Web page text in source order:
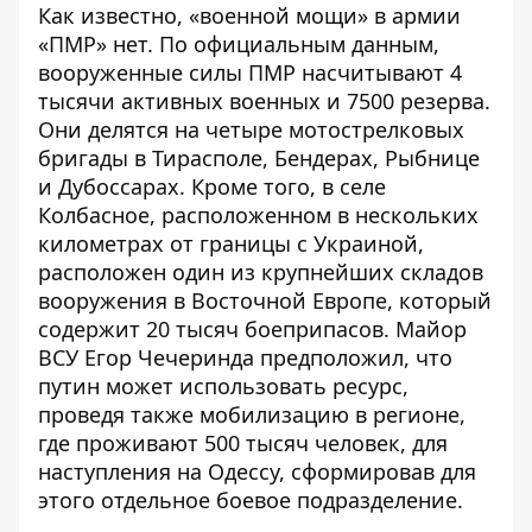
Как известно, «военной мощи» в армии
«ПМР» нет. По официальным данным,
вооруженные силы ПМР насчитывают 4
тысячи активных военных и 7500 резерва.
Они делятся на четыре мотострелковых
бригады в Тирасполе, Бендерах, Рыбнице
и Дубоссарах. Кроме того, в селе
Колбасное, расположенном в нескольких
километрах от границы с Украиной,
расположен один из крупнейших складов
вооружения в Восточной Европе, который
содержит 20 тысяч боеприпасов. Майор
ВСУ Егор Чечеринда предположил, что
путин может использовать ресурс,
проведя также мобилизацию в регионе,
где проживают 500 тысяч человек, для
наступления на Одессу, сформировав для
этого отдельное боевое подразделение.